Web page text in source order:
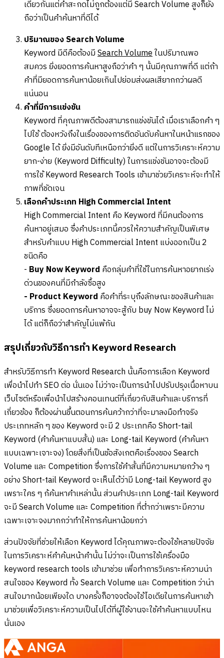
เดียวกันแต่คำสะกดไม่ถูกต้องแต่มี Search Volume สูงก็ยัง
ถือว่าเป็นคำค้นหาที่ดีได้
ปริมาณของ Search Volume
Keyword มีดีคือต้องมีSearch Volumeในปริมาณพอ
สมควร ยิ่งยอดการค้นหาสูงถือว่าคำ ๆ นั้นมีคุณภาพที่ดี แต่ถ้า
คำที่มียอดการค้นหาน้อยเกินไปย่อมส่งผลเสียากกว่าผลดี
แน่นอน
คำที่มีการแข่งขัน
Keyword ที่คุณภาพดีต้องสามารถแข่งขันได้ เมื่อเราเลือกคำ ๆ
ไปใช้ ต้องหวังถึงในเรื่องของการติดอันดับค้นหาในหน้าแรกของ
Google ได้ ยิ่งมีอันดับทีเหนือกว่ายิ่งดี แต่ในการวิเคราะห์ความ
ยาก-ง่าย (Keyword Difficulty) ในการแข่งขันอาจจะต้องมี
การใช้ Keyword Research Tools เข้ามาช่วยวิเคราะห์จะทำให้
ภาพที่ชัดเจน
เลือกคำประเภท High Commercial Intent
High Commercial Intent คือ Keyword ที่มีคนต้องการ
ค้นหาอยู่เสมอ ซึ่งคำประเภทนี้ควรให้ความสำคัญเป็นพิเศษ
สำหรับคำแบบ High Commercial Intent แบ่งออกเป็น 2
ชนิดคือ
- Buy Now Keyword คือกลุ่มคำที่ใช้ในการค้นหาอยากเร่ง
ด่วนของคนที่มีกำลังซื้อสูง
- Product Keyword คือคำที่ระบุถึงลักษณะของสินค้าและ
บริการ ซึ่งยอดการค้นหาอาจจะสู้กับ buy Now Keyword ไม่
ได้ แต่ก็ถือว่าสำคัญไม่แพ้กัน
สรุปเกี่ยวกับวิธีการทำ Keyword Research
สำหรับวิธีการทำ Keyword Research นั้นคือการเลือก Keyword
เพื่อนำไปทำ SEO ต่อ นั่นเอง ไม่ว่าจะเป็นการนำไปปรับปรุงเนื้อหาบน
เว็บไซต์หรือเพื่อนำไปสร้างคอนเทนต์ที่เกี่ยวกับสินค้าและบริการที่
เกี่ยวข้อง ก็ต้องผ่านขึ้นตอนการค้นคว้ากว่าที่จะมาลงมือทำจริง
ประเภทหลัก ๆ ของ Keyword จะมี 2 ประเภทคือ Short-tail
Keyword (คำค้นหาแบบสั้น) และ Long-tail Keyword (คำค้นหา
แบบเฉพาะเจาะจง) โดยสิ่งที่เป็นข้อสังเกตคือเรื่องของ Search
Volume และ Competition ซึ่งการใช้คำสั้นที่มีความหมายกว้าง ๆ
อย่าง Short-tail Keyword จะเห็นได้ว่ามี Long-tail Keyword สูง
เพราะใคร ๆ ก้ค้นหาคำเหล่านั้น ส่วนคำประเภท Long-tail Keyword
จะมี Search Volume และ Competition ที่ต่ำกว่าเพราะมีความ
เฉพาะเจาะจงมากกว่าทำให้การค้นหาน้อยกว่า
ส่วนปัจจัยที่ช่วยให้เลือก Keyword ได้คุณภาพจะต้องใช้หลายปัจจัย
ในการวิเคราะห์คำค้นหน้าคำนั้น ไม่ว่าจะเป็นการใช้เครื่องมือ
keyword research tools เข้ามาช่วย เพื่อทำการวิเคราะห์ความน่า
สนใจของ Keyword ทั้ง Search Volume และ Competition ว่าน่า
สนใจมากน้อยเพียงใด บางครั้งก็อาจจต้องใช้ไอเดียในการค้นหาเข้า
มาช่วยเพื่อวิเคราะห์ความเป็นไปได้ที่ผู้ใช้งานจะใช้คำค้นหาแบบไหน
นั่นเอง